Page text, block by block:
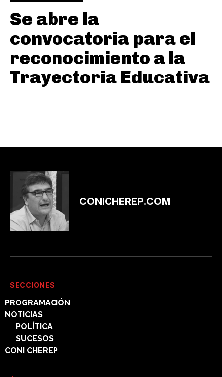
Se abre la
convocatoria para el
reconocimiento a la
Trayectoria Educativa
CONICHEREP.COM
SECCIONES
PROGRAMACIÓN
NOTICIAS
POLÍTICA
SUCESOS
CONI CHEREP